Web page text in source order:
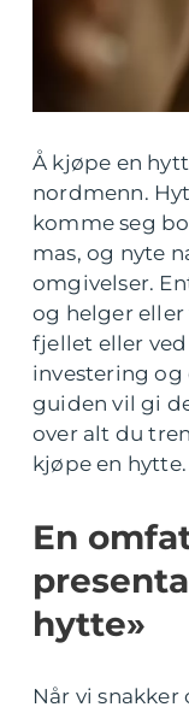
Å kjøpe en
nordmenn.
komme seg
mas, og nyte
omgivelser.
og helger
fjellet eller
investering
guiden vil gi
over alt du
kjøpe en hytte.
En
hytte»
Når vi